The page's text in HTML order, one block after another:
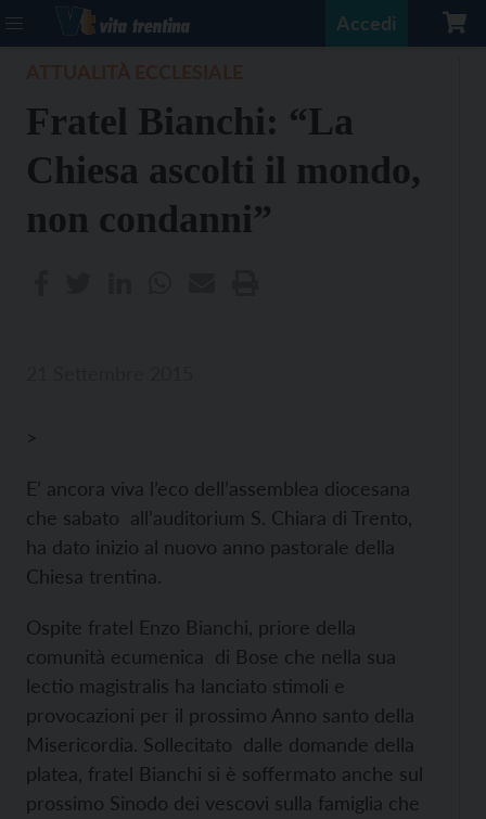
Accedi
Fratel Bianchi: “La
Chiesa ascolti il mondo,
non condanni”
>
E’ ancora viva l’eco dell’assemblea diocesana
che sabato all’auditorium S. Chiara di Trento,
ha dato inizio al nuovo anno pastorale della
Chiesa trentina.
Ospite fratel Enzo Bianchi, priore della
comunità ecumenica di Bose che nella sua
lectio magistralis ha lanciato stimoli e
provocazioni per il prossimo Anno santo della
Misericordia. Sollecitato dalle domande della
platea, fratel Bianchi si è soffermato anche sul
prossimo Sinodo dei vescovi sulla famiglia che